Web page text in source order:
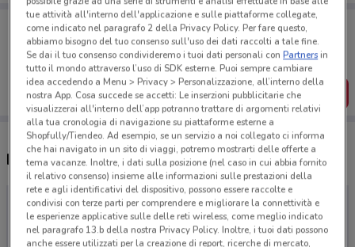
Porta DoveConviene sempre con te!
Puoi trovare le migliori offerte dei negozi vicino a te,
salvarle e creare la tua lista del risparmio, comodamente
dal tuo cellulare.
SCARICA L’APP
Negozi Team 7 a Ladispoli
tue attività all'interno dell'applicazione e sulle piattaforme collegate,
come indicato nel paragrafo 2 della Privacy Policy. Per fare questo,
abbiamo bisogno del tuo consenso sull'uso dei dati raccolti a tale fine.
Se dai il tuo consenso condivideremo i tuoi dati personali conPartnersin
tutto il mondo attraverso l’uso di SDK esterne. Puoi sempre cambiare
idea accedendo a Menu > Privacy > Personalizzazione, all’interno della
nostra App. Cosa succede se accetti: Le inserzioni pubblicitarie che
visualizzerai all'interno dell’app potranno trattare di argomenti relativi
alla tua cronologia di navigazione su piattaforme esterne a
Shopfully/Tiendeo. Ad esempio, se un servizio a noi collegato ci informa
che hai navigato in un sito di viaggi, potremo mostrarti delle offerte a
tema vacanze. Inoltre, i dati sulla posizione (nel caso in cui abbia fornito
il relativo consenso) insieme alle informazioni sulle prestazioni della
rete e agli identificativi del dispositivo, possono essere raccolte e
condivisi con terze parti per comprendere e migliorare la connettività e
le esperienze applicative sulle delle reti wireless, come meglio indicato
nel paragrafo 13.b della nostra Privacy Policy. Inoltre, i tuoi dati possono
anche essere utilizzati per la creazione di report, ricerche di mercato,